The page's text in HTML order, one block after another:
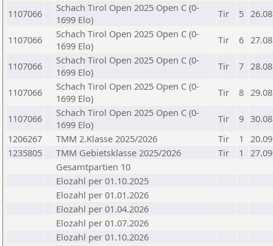
1107066
Schach Tirol Open 2025 Open C (0-
1699 Elo)
Tir 5
1107066
Schach Tirol Open 2025 Open C (0-
1699 Elo)
Tir 6
1107066
Schach Tirol Open 2025 Open C (0-
1699 Elo)
Tir 7
1107066
Schach Tirol Open 2025 Open C (0-
1699 Elo)
Tir 8
1107066
Schach Tirol Open 2025 Open C (0-
1699 Elo)
Tir 9
1206267
TMM 2.Klasse 2025/2026 Tir 1
1235805
TMM Gebietsklasse 2025/2026 Tir 1
Gesamtpartien 10
Elozahl per 01.10.2025
Elozahl per 01.01.2026
Elozahl per 01.04.2026
Elozahl per 01.07.2026
Elozahl per 01.10.2026